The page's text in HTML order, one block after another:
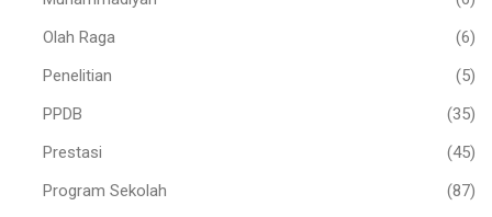
Olah Raga
(6)
Penelitian
(5)
PPDB
(35)
Prestasi
(45)
Program Sekolah
(87)